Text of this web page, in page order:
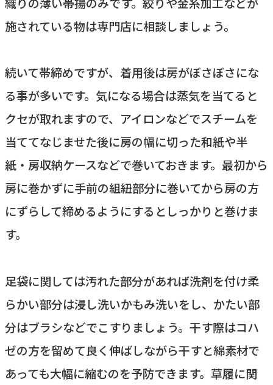
施されている物は専門店に相談しましょう。
続いて帯締めですが、着用後は房がぼさぼさにな
る事が多いです。気になる場合は蒸気を当てると
クセが取れますので、アイロンなどでスチームを
当ててなじませた後に房の幅に切った和紙や半
紙・房収納ケースなどで巻いておきます。最初から
房に巻かずに手前の組紐部分に巻いてから房の方
にずらして締めるようにするとしっかりと巻けま
す。
足袋に関しては汚れた部分があれば洗剤を付け柔
らかい部分は浸し洗いかもみ洗いをし、かたい部
分はブラシなどでこすりましょう。干す際はコハ
ゼの方を留めて良く伸ばしながら干すと綿素材で
あっても大幅に縮むのを予防できます。草履に関